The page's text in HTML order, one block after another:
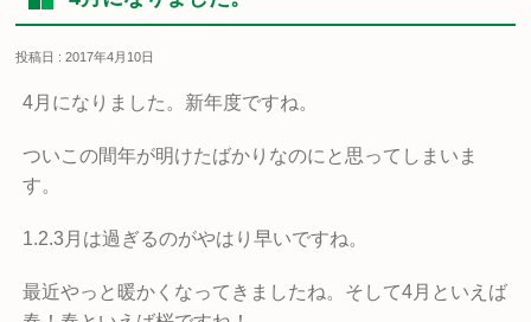
投稿日 : 2017年4月10日
4月になりました。新年度ですね。
ついこの間年が明けたばかりなのにと思ってしまいま
す。
1.2.3月は過ぎるのがやはり早いですね。
最近やっと暖かくなってきましたね。そして4月といえば